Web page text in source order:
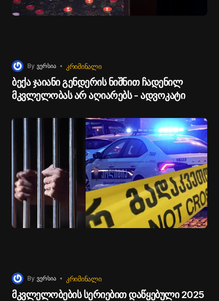
By ვერსია ᲙᲠᲘᲛᲘᲜᲐᲚᲘ
ბექა ჯაიანი გენდერის ნიშნით ჩადენილ
მკვლელობას არ აღიარებს - ადვოკატი
By ვერსია ᲙᲠᲘᲛᲘᲜᲐᲚᲘ
მკვლელობების სერიებით დაწყებული 2025